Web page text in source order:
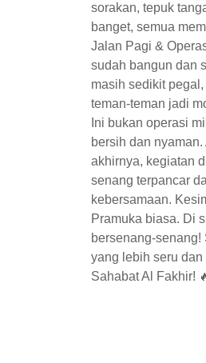
sorakan, tepuk
banget, semua
Jalan Pagi &
sudah bangun dan
masih sedikit
teman-teman jadi
Ini bukan operasi
bersih dan
akhirnya, kegiatan
senang terpancar
kebersamaan.
Pramuka biasa. Di
bersenang-
yang lebih seru
Sahabat Al Fakhir!